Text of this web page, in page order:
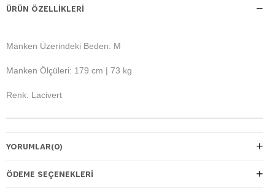
ÜRÜN ÖZELLIKLERI
Manken Üzerindeki Beden: M
Manken Ölçüleri: 179 cm | 73 kg
Renk: Lacivert
YORUMLAR(0)
ÖDEME SEÇENEKLERI